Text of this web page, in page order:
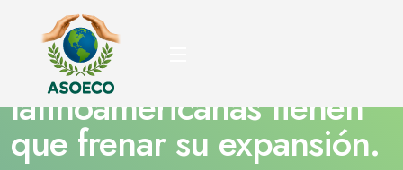
Los expertos dicen que
las ciudades
latinoamericanas tienen
que frenar su expansión.